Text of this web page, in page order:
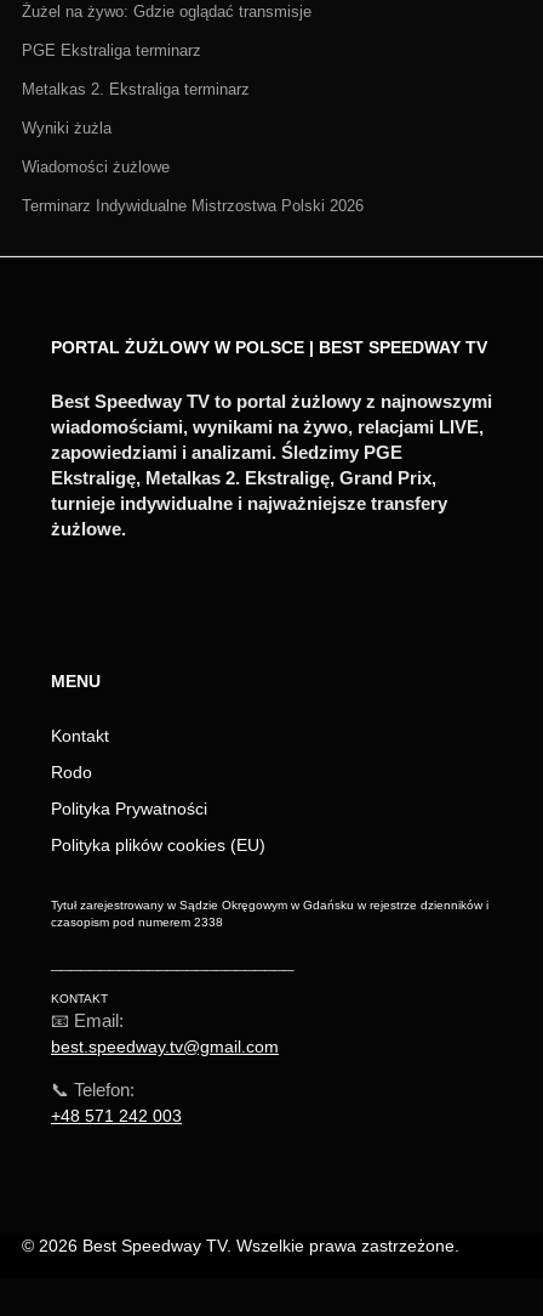
Żużel na żywo: Gdzie oglądać transmisje
PGE Ekstraliga terminarz
Metalkas 2. Ekstraliga terminarz
Wyniki żużla
Wiadomości żużlowe
Terminarz Indywidualne Mistrzostwa Polski 2026
PORTAL ŻUŻLOWY W POLSCE | BEST SPEEDWAY TV
Best Speedway TV to portal żużlowy z najnowszymi
wiadomościami, wynikami na żywo, relacjami LIVE,
zapowiedziami i analizami. Śledzimy PGE
Ekstraligę, Metalkas 2. Ekstraligę, Grand Prix,
turnieje indywidualne i najważniejsze transfery
żużlowe.
MENU
Kontakt
Rodo
Polityka Prywatności
Polityka plików cookies (EU)
Tytuł zarejestrowany w Sądzie Okręgowym w Gdańsku w rejestrze dzienników i
czasopism pod numerem 2338
KONTAKT
📧 Email:
best.speedway.tv@gmail.com
📞 Telefon:
+48 571 242 003
© 2026 Best Speedway TV. Wszelkie prawa zastrzeżone.